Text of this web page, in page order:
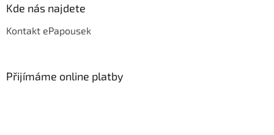
Kde nás najdete
Kontakt ePapousek
Přijímáme online platby